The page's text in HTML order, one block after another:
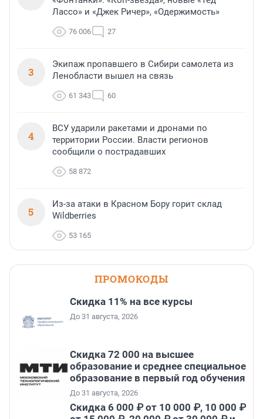
Лассо» и «Джек Ричер», «Одержимость»
76 006 27
3
Экипаж пропавшего в Сибири самолета из
Ленобласти вышел на связь
61 343 60
4
ВСУ ударили ракетами и дронами по
территории России. Власти регионов
сообщили о пострадавших
58 872
5
Из-за атаки в Красном Бору горит склад
Wildberries
53 165
ПРОМОКОДЫ
Скидка 11% на все курсы
До 31 августа, 2026
Скидка 72 000 на высшее
образование и среднее специальное
образование в первый год обучения
До 31 августа, 2026
Скидка 6 000 ₽ от 10 000 ₽, 10 000 ₽